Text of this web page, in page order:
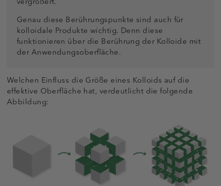
Genau diese Berührungspunkte sind auch für
kolloidale Produkte wichtig. Denn diese
funktionieren über die Berührung der Kolloide mit
der Anwendungsoberfläche.
Welchen Einfluss die Größe eines Kolloids auf die
effektive Oberfläche hat, verdeutlicht die folgende
Abbildung: